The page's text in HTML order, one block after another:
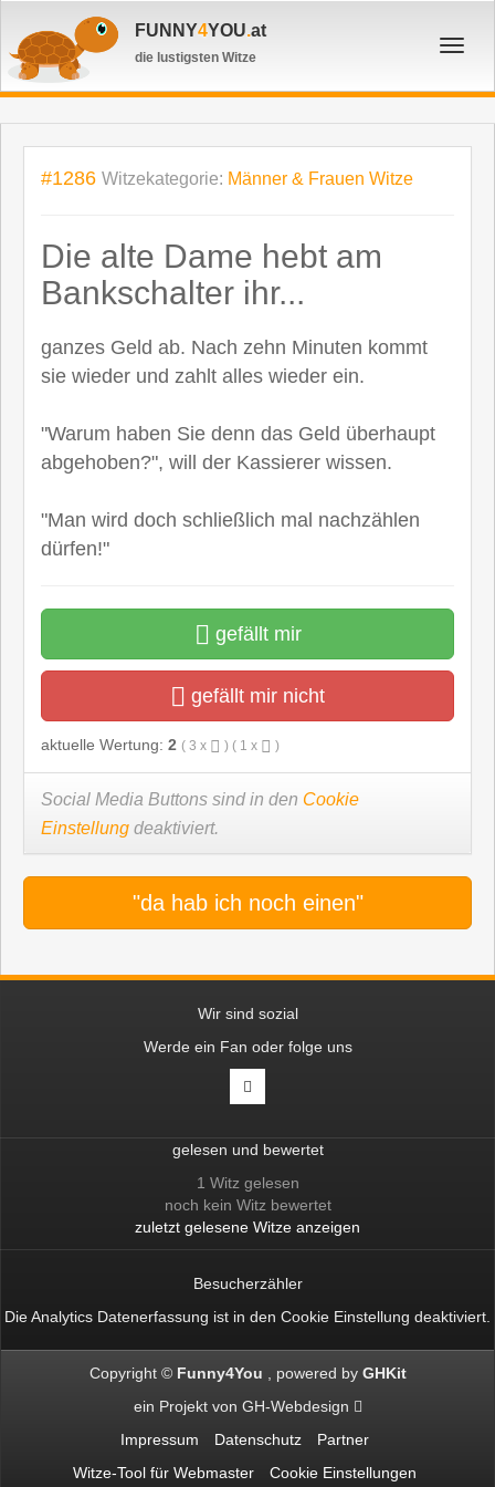
FUNNY4YOU.at
die lustigsten Witze
#1286 Witzekategorie: Männer & Frauen Witze
Die alte Dame hebt am
Bankschalter ihr...
ganzes Geld ab. Nach zehn Minuten kommt
sie wieder und zahlt alles wieder ein.
"Warum haben Sie denn das Geld überhaupt
abgehoben?", will der Kassierer wissen.
"Man wird doch schließlich mal nachzählen
dürfen!"
gefällt mir
gefällt mir nicht
aktuelle Wertung: 2 ( 3 x ) ( 1 x )
Social Media Buttons sind in den Cookie
Einstellung deaktiviert.
"da hab ich noch einen"
Wir sind sozial
Werde ein Fan oder folge uns
gelesen und bewertet
1 Witz gelesen
noch kein Witz bewertet
zuletzt gelesene Witze anzeigen
Besucherzähler
Die Analytics Datenerfassung ist in den Cookie Einstellung deaktiviert.
Copyright © Funny4You powered by GHKit
ein Projekt von GH-Webdesign
Impressum
Datenschutz
Partner
Witze-Tool für Webmaster
Cookie Einstellungen